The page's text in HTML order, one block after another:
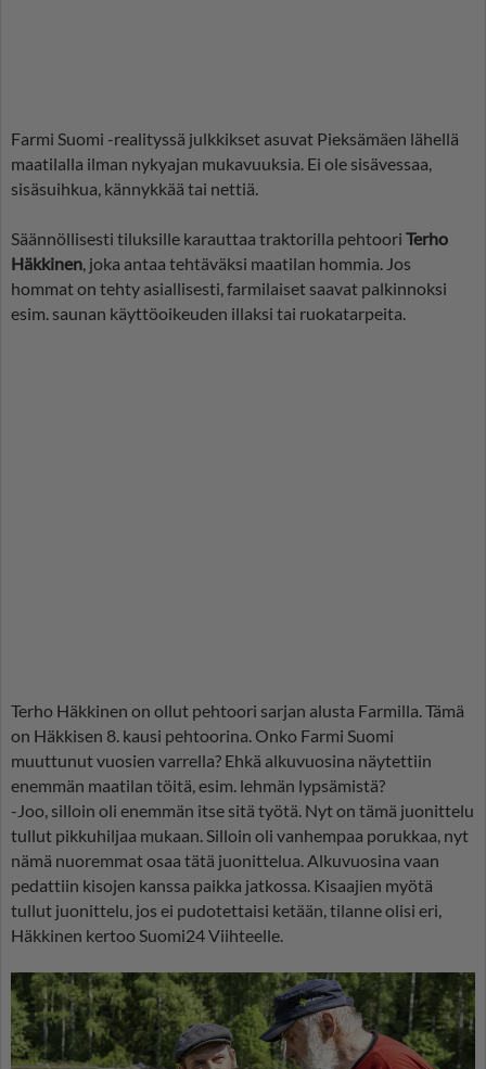
Farmi Suomi -realityssä julkkikset asuvat Pieksämäen lähellä
maatilalla ilman nykyajan mukavuuksia. Ei ole sisävessaa,
sisäsuihkua, kännykkää tai nettiä.
Säännöllisesti tiluksille karauttaa traktorilla pehtoori Terho
Häkkinen, joka antaa tehtäväksi maatilan hommia. Jos
hommat on tehty asiallisesti, farmilaiset saavat palkinnoksi
esim. saunan käyttöoikeuden illaksi tai ruokatarpeita.
Terho Häkkinen on ollut pehtoori sarjan alusta Farmilla. Tämä
on Häkkisen 8. kausi pehtoorina. Onko Farmi Suomi
muuttunut vuosien varrella? Ehkä alkuvuosina näytettiin
enemmän maatilan töitä, esim. lehmän lypsämistä?
-Joo, silloin oli enemmän itse sitä työtä. Nyt on tämä juonittelu
tullut pikkuhiljaa mukaan. Silloin oli vanhempaa porukkaa, nyt
nämä nuoremmat osaa tätä juonittelua. Alkuvuosina vaan
pedattiin kisojen kanssa paikka jatkossa. Kisaajien myötä
tullut juonittelu, jos ei pudotettaisi ketään, tilanne olisi eri,
Häkkinen kertoo Suomi24 Viihteelle.